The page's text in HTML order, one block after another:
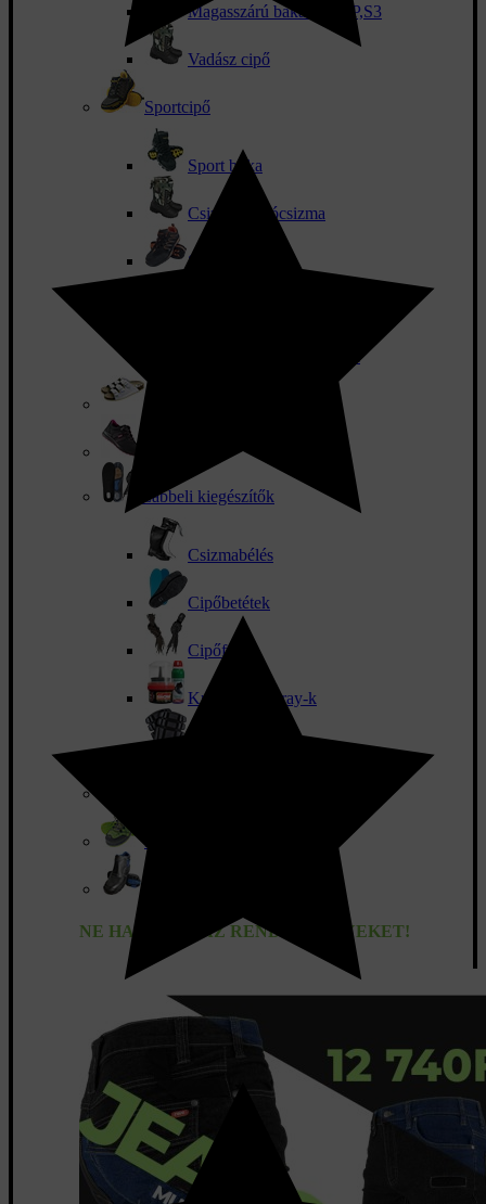
Magasszárú bakancs S1P,S3
Vadász cipő
Sportcipő
Sport boka
Csizma és hócsizma
Sportos cipő
Lábbeli kiegészítők
Csizmabélés
Cipőbetétek
Cipőfűző
Krémek és spray-k
Fémmentes Lábbelik
NE HAGYD KI AZ RENDEZVÉNYEKET!